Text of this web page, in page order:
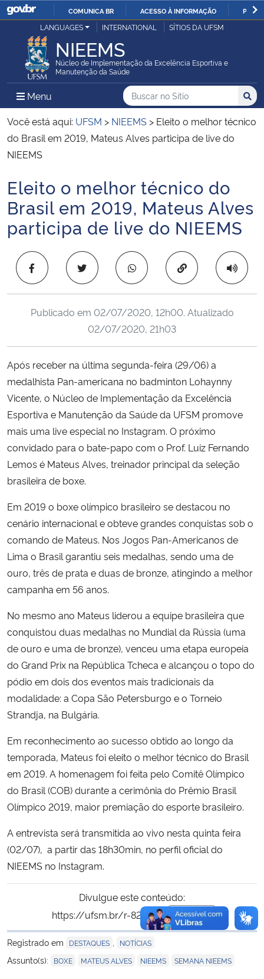
IR
O
COMUNICA BR ACESSO À INFORMAÇÃO
Ministério da Justiça e Segurança Pública
Ministério da Defesa
Ministério das Relações Exteriores
Ministério da Economia
Ministério da Infraestrutura
Ministério da Agricultura, Pecuária e Abastecimento
Ministério da Cidadania
Ministério da Ciência, Tecnologia, Inovações e Comunicações
Ministério do Meio Ambiente
Ministério do Turismo
Ministério do Desenvolvimento Regional
Ministério da Mulher, da Família e dos Direitos Humanos
Secretaria-Geral
Secretaria de Governo
Gabinete de Segurança Institucional
Advocacia-Geral da União
Banco Central do Brasil
Planalto
LANGUAGES INTERNATIONAL SÍTIOS DA UFSM
NIEEMS
Núcleo de Implementação da Excelência Esportiva e
Manutenção da Saúde
Menu Menu Principal do Sítio
Busca
Buscar no no Sítio
Busca:
Você está aqui: UFSM > NIEEMS > Eleito o melhor técnico
do Brasil em 2019, Mateus Alves participa de live do
NIEEMS
Início do conteúdo
Eleito o melhor técnico do
Brasil em 2019, Mateus Alves
participa de live do NIEEMS
Copiar para área
Publicado em 02/07/2020, 12h00. Atualizado
02/07/2020, 21h03
Após receber na última segunda-feira (29/06) a
medalhista Pan-americana no badminton Lohaynny
Vicente, o Núcleo de Implementação da Excelência
Esportiva e Manutenção da Saúde da UFSM promove
mais uma live especial no Instagram. O próximo
convidado para o bate-papo com o Prof. Luiz Fernando
Lemos é Mateus Alves, treinador principal da seleção
brasileira de boxe.
Em 2019 o boxe olímpico brasileiro se destacou no
cenário internacional e obteve grandes conquistas sob o
comando de Mateus. Nos Jogos Pan-Americanos de
Lima o Brasil garantiu seis medalhas, sendo uma de
ouro, três de prata e duas de bronze, atingindo a melhor
campanha em 56 anos.
No mesmo ano Mateus liderou a equipe brasileira que
conquistou duas medalhas no Mundial da Rússia (uma
de ouro e uma de bronze), venceu uma etapa europeia
do Grand Prix na República Tcheca e alcançou o topo do
pódio em dois dos eventos mais tradicionais da
modalidade: a Copa São Petersburgo e o Torneio
Strandja, na Bulgária.
Em reconhecimento ao sucesso obtido ao longo da
temporada, Mateus foi eleito o melhor técnico do Brasil
em 2019. A homenagem foi feita pelo Comitê Olímpico
do Brasil (COB) durante a cerimônia do Prêmio Brasil
Olímpico 2019, maior premiação do esporte brasileiro.
A entrevista será transmitida ao vivo nesta quinta feira
(02/07), a partir das 18h30min, no perfil oficial do
NIEEMS no Instagram.
Divulgue este conteúdo:
https://ufsm.br/r-826-231
Copiar
para área de
Registrado em
DESTAQUES NOTÍCIAS
Assunto(s): BOXE MATEUS ALVES NIEEMS SEMANA NIEEMS